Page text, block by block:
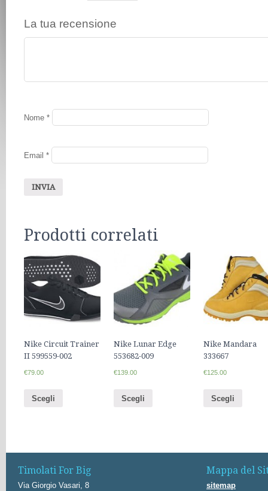
La tua recensione
Nome *
Email *
Prodotti correlati
Nike Circuit Trainer
II 599559-002
€79.00
Scegli
Nike Lunar Edge
553682-009
€139.00
Scegli
Nike Mandara
333667
€125.00
Scegli
Timolati For Big
Via Giorgio Vasari, 8
Mappa del
sitemap